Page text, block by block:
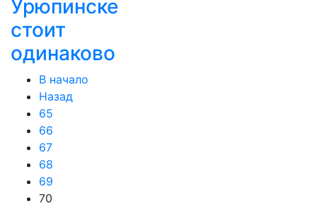
Урюпинске
стоит
одинаково
В начало
Назад
65
66
67
68
69
70